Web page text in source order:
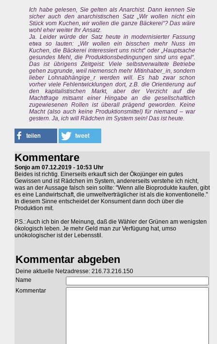
Ich habe gelesen, Sie gelten als Anarchist. Dann kennen Sie
sicher auch den anarchistischen Satz „Wir wollen nicht ein
Stück vom Kuchen, wir wollen die ganze Bäckerei“? Das wäre
wohl eher weiter Ihr Ansatz.
Ja. Leider würde der Satz heute in modernisierter Fassung
etwa so lauten: „Wir wollen ein bisschen mehr Nuss im
Kuchen, die Bäckerei interessiert uns nicht“ oder „Hauptsache
gesundes Mehl, die Produktionsbedingungen sind uns egal“.
Das ist übrigens Zeitgeist: Viele selbstverwaltete Betriebe
gehen zugrunde, weil niemensch mehr Mitinhaber_in, sondern
lieber Lohnabhängige_r werden will. Es hab zwar schon
vorher viele Fehlentwicklungen dort, z.B. die Orientierung auf
den kapitalistischen Markt, aber der Verzicht auf die
Machtfrage mitsamt einer Hingabe an die gesellschaftlich
zugewiesenen Rollen ist überall prägend geworden. Keine
Macht (also auch keine Produktionsmittel) für niemand – war
gestern. Ja, ich will Rädchen im System sein! Das ist heute.
Kommentare
Sonjo am 07.12.2019 - 10:53 Uhr
Beides ist richtig. Einerseits erkauft sich der Ökojünger ein gutes
Gewissen und ist Rädchen im System, andererseits verstehe ich nicht,
was an der Aussage falsch sein sollte: "Wenn alle Bioprodukte kaufen, gibt
es eine Landwirtschaft, die umweltverträglicher ist als die konventionelle."
In diesem Sinne entscheidet der Konsument dann doch über die
Produktion mit.
P.S.: Auch ich bin der Meinung, daß die Wähler der Grünen am wenigsten
ökologisch leben. Je mehr Geld man zur Verfügung hat, umso
unökologischer ist der Lebensstil.
Kommentar abgeben
Deine aktuelle Netzadresse: 216.73.216.150
Name
Kommentar